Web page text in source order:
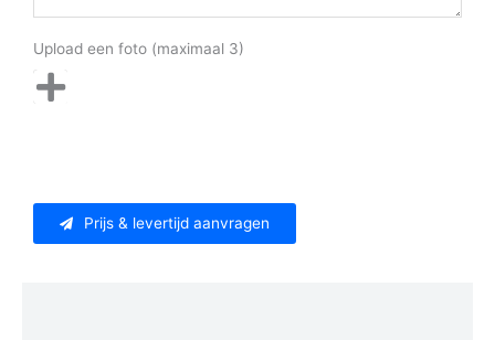
Upload een foto (maximaal 3)
Prijs & levertijd aanvragen